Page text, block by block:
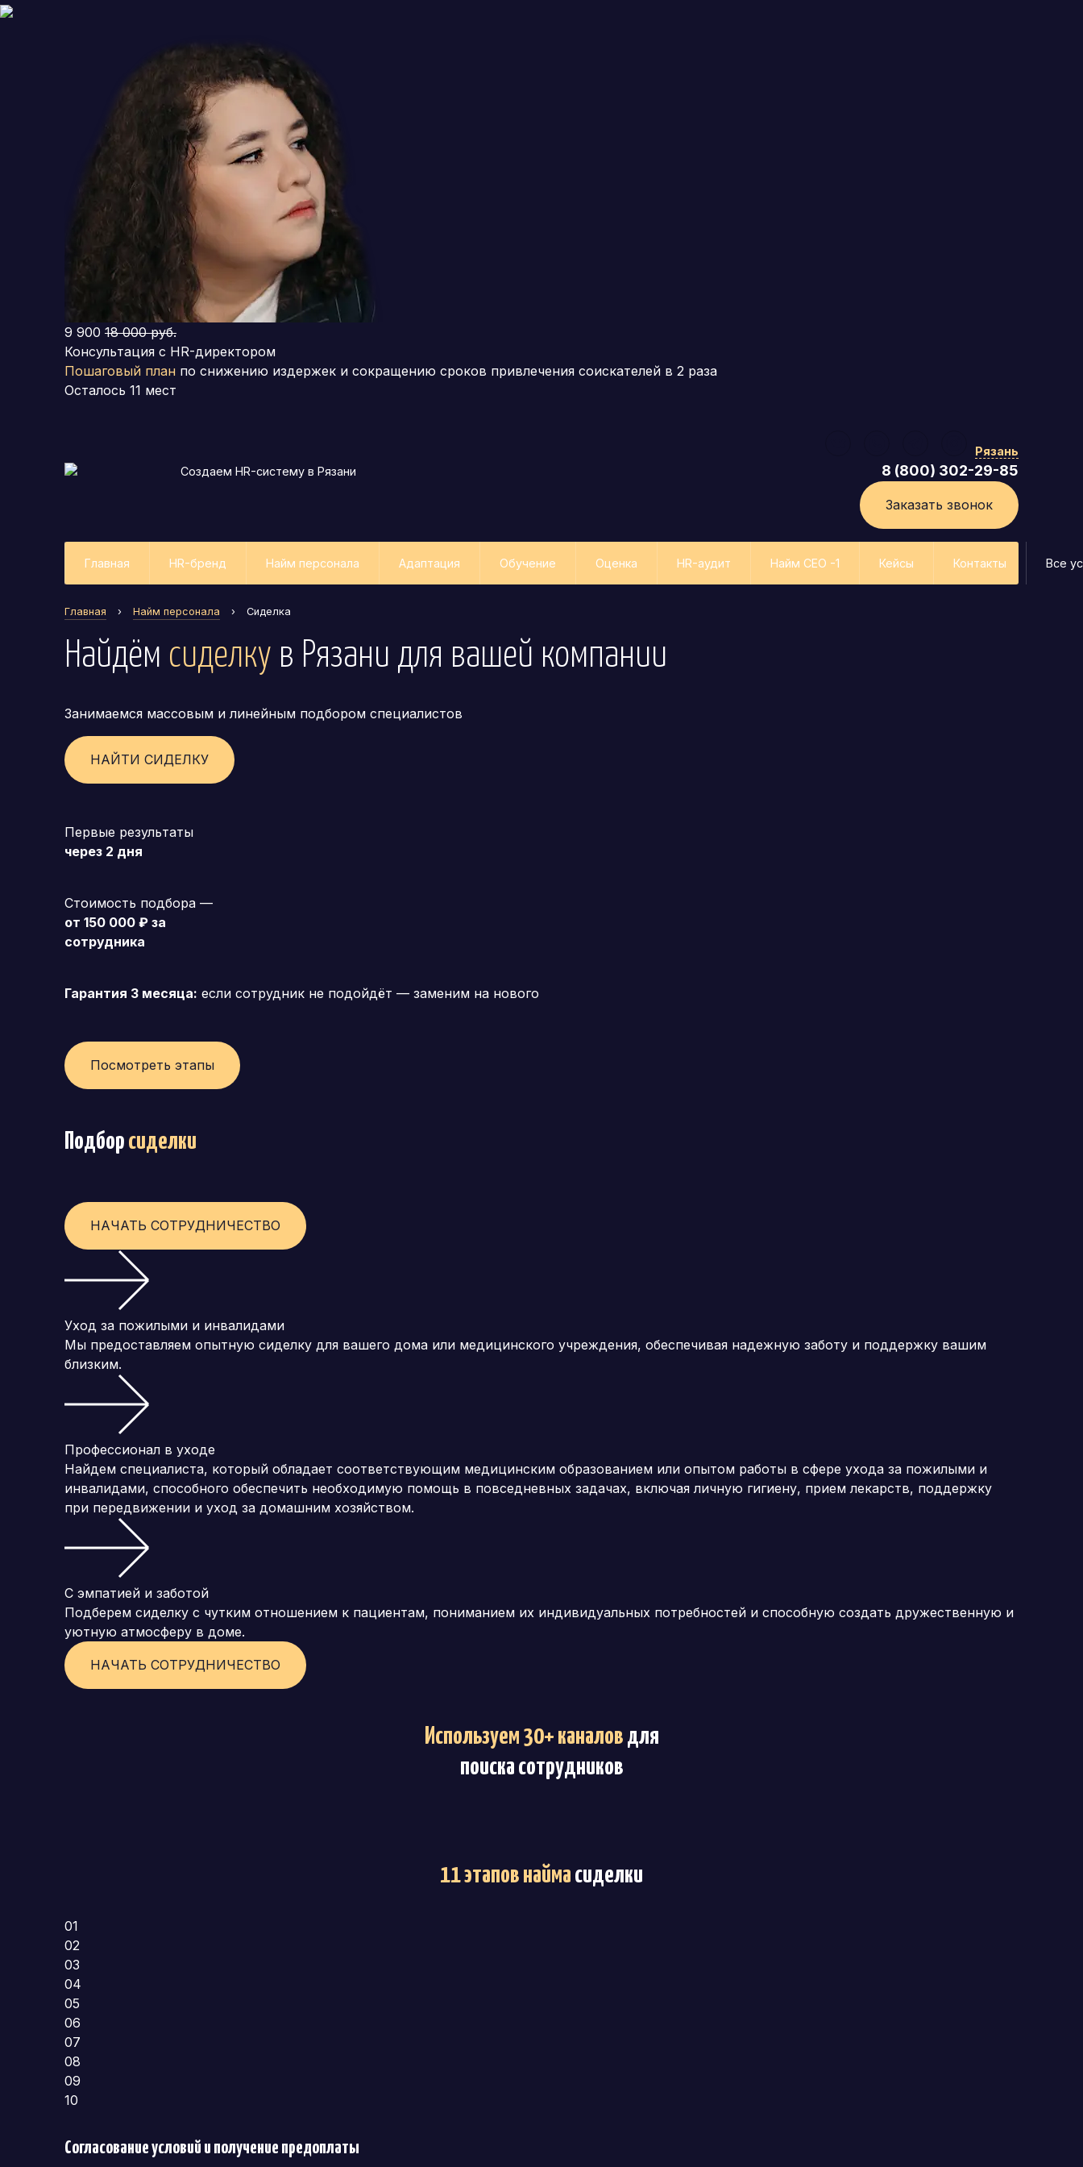
9 900 18 000 руб.
Консультация с HR-директором
Пошаговый план по снижению издержек и сокращению сроков привлечения соискателей в 2 раза
Осталось 11 мест
Создаем HR-систему в Рязани
Рязань
8 (800) 302-29-85
Заказать звонок
Главная HR-бренд Найм персонала Адаптация Обучение Оценка HR-аудит Найм СЕО -1 Кейсы Контакты Все
Генеральный директор (CEO)
Директор по маркетингу (CMO)
Операционный директор (COO)
Директор по стратегическому развитию
Финансовый директор (CFO)
Мировой HR
Главная › Найм персонала › Сиделка
Найдём сиделку в Рязани для вашей компании
Занимаемся массовым и линейным подбором специалистов
НАЙТИ СИДЕЛКУ
Первые результаты
через 2 дня
Стоимость подбора —
от 150 000 ₽ за
сотрудника
Гарантия 3 месяца: если сотрудник не подойдёт — заменим на нового
Посмотреть этапы
Подбор сиделки
НАЧАТЬ СОТРУДНИЧЕСТВО
Уход за пожилыми и инвалидами
Мы предоставляем опытную сиделку для вашего дома или медицинского учреждения, обеспечивая надежную заботу и поддержку вашим
близким.
Профессионал в уходе
Найдем специалиста, который обладает соответствующим медицинским образованием или опытом работы в сфере ухода за пожилыми и
инвалидами, способного обеспечить необходимую помощь в повседневных задачах, включая личную гигиену, прием лекарств, поддержку
при передвижении и уход за домашним хозяйством.
С эмпатией и заботой
Подберем сиделку с чутким отношением к пациентам, пониманием их индивидуальных потребностей и способную создать дружественную и
уютную атмосферу в доме.
НАЧАТЬ СОТРУДНИЧЕСТВО
Используем 30+ каналов для
поиска сотрудников
11 этапов найма сиделки
01
02
03
04
05
06
07
08
09
10
Согласование условий и получение предоплаты